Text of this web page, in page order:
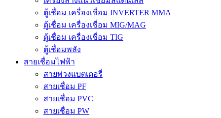
ตู้เชื่อม เครื่องเชื่อม INVERTER MMA
ตู้เชื่อม เครื่องเชื่อม MIG/MAG
ตู้เชื่อม เครื่องเชื่อม TIG
ตู้เชื่อมพลัง
สายเชื่อมไฟฟ้า
สายพ่วงแบตเตอรี่
สายเชื่อม PF
สายเชื่อม PVC
สายเชื่อม PW